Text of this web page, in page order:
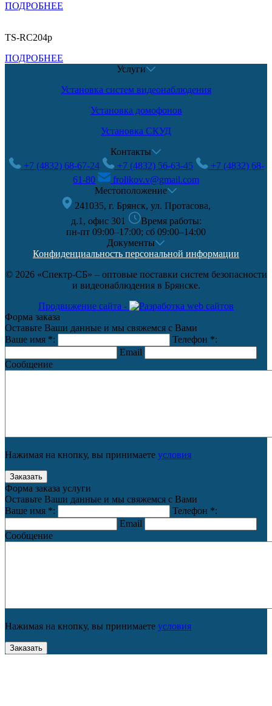
ПОДРОБНЕЕ
TS-RC204p
ПОДРОБНЕЕ
Услуги
Установка систем видеонаблюдения
Установка домофонов
Установка СКУД
Контакты
+7 (4832) 68-67-24
+7 (4832) 56-63-45
+7 (4832) 68-
61-80
frolikov.v@gmail.com
Местоположение
241035, г. Брянск, ул. Протасова,
д.1, офис 301
Время работы:
пн-пт 09:00–17:00; сб 09:00–14:00
Документы
Конфиденциальность персональной информации
© 2026 «Спектр-СБ» – оптовые поставки систем безопасности
и видеонаблюдения в Брянске.
Продвижение сайта -
Форма заказа
Оставьте Ваши данные и мы свяжемся с Вами
Ваше имя *: Телефон *:
Email
Сообщение
Нажимая на кнопку, вы принимаете условия
Форма заказа услуги
Оставьте Ваши данные и мы свяжемся с Вами
Ваше имя *: Телефон *:
Email
Сообщение
Нажимая на кнопку, вы принимаете условия